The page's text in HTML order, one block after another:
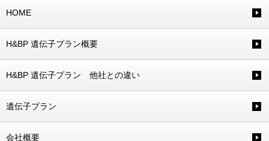
HOME
H&BP 遺伝子プラン概要
H&BP 遺伝子プラン 他社との違い
遺伝子プラン
会社概要